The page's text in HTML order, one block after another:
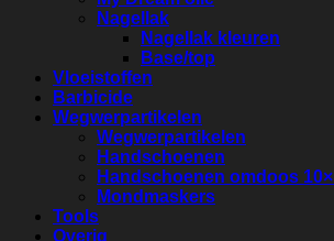
Nagellak
Nagellak kleuren
Base/top
Vloeistoffen
Barbicide
Wegwerpartikelen
Wegwerpartikelen
Handschoenen
Handschoenen omdoos
Mondmaskers
Tools
Overig